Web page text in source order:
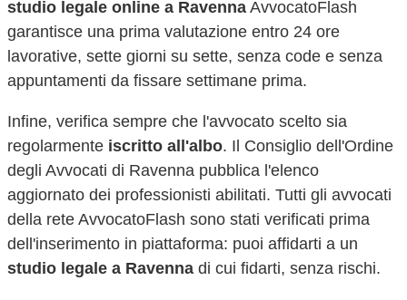
studio legale online a Ravenna AvvocatoFlash
garantisce una prima valutazione entro 24 ore
lavorative, sette giorni su sette, senza code e senza
appuntamenti da fissare settimane prima.
Infine, verifica sempre che l'avvocato scelto sia
regolarmente iscritto all'albo. Il Consiglio dell'Ordine
degli Avvocati di Ravenna pubblica l'elenco
aggiornato dei professionisti abilitati. Tutti gli avvocati
della rete AvvocatoFlash sono stati verificati prima
dell'inserimento in piattaforma: puoi affidarti a un
studio legale a Ravenna di cui fidarti, senza rischi.